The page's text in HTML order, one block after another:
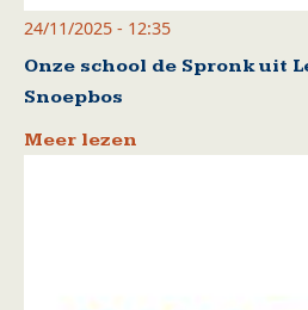
24/11/2025 - 12:35
Onze school de Spronk uit
Snoepbos
Meer lezen